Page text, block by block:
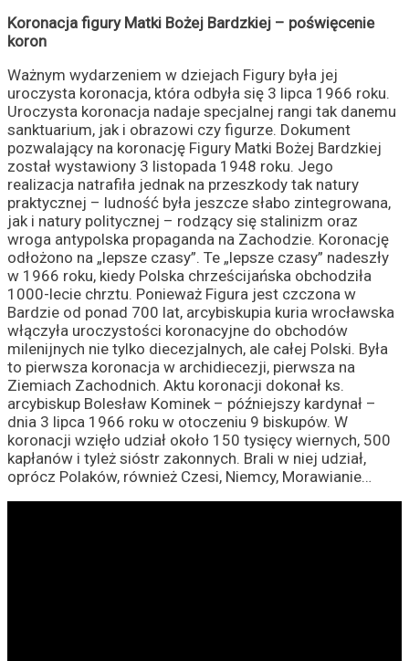
Koronacja figury Matki Bożej Bardzkiej – poświęcenie
koron
Ważnym wydarzeniem w dziejach Figury była jej
uroczysta koronacja, która odbyła się 3 lipca 1966 roku.
Uroczysta koronacja nadaje specjalnej rangi tak danemu
sanktuarium, jak i obrazowi czy figurze. Dokument
pozwalający na koronację Figury Matki Bożej Bardzkiej
został wystawiony 3 listopada 1948 roku. Jego
realizacja natrafiła jednak na przeszkody tak natury
praktycznej – ludność była jeszcze słabo zintegrowana,
jak i natury politycznej – rodzący się stalinizm oraz
wroga antypolska propaganda na Zachodzie. Koronację
odłożono na „lepsze czasy”. Te „lepsze czasy” nadeszły
w 1966 roku, kiedy Polska chrześcijańska obchodziła
1000-lecie chrztu. Ponieważ Figura jest czczona w
Bardzie od ponad 700 lat, arcybiskupia kuria wrocławska
włączyła uroczystości koronacyjne do obchodów
milenijnych nie tylko diecezjalnych, ale całej Polski. Była
to pierwsza koronacja w archidiecezji, pierwsza na
Ziemiach Zachodnich. Aktu koronacji dokonał ks.
arcybiskup Bolesław Kominek – późniejszy kardynał –
dnia 3 lipca 1966 roku w otoczeniu 9 biskupów. W
koronacji wzięło udział około 150 tysięcy wiernych, 500
kapłanów i tyleż sióstr zakonnych. Brali w niej udział,
oprócz Polaków, również Czesi, Niemcy, Morawianie…